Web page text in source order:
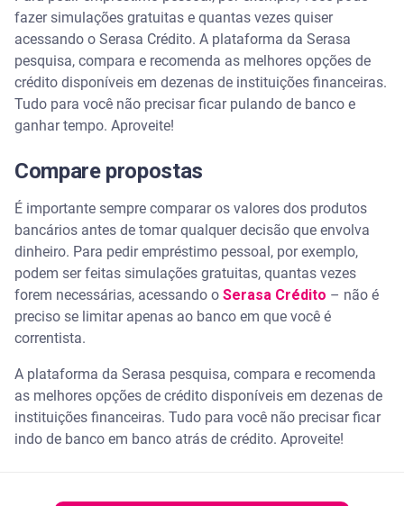
fazer simulações gratuitas e quantas vezes quiser
acessando o Serasa Crédito. A plataforma da Serasa
pesquisa, compara e recomenda as melhores opções de
crédito disponíveis em dezenas de instituições financeiras.
Tudo para você não precisar ficar pulando de banco e
ganhar tempo. Aproveite!
Compare propostas
É importante sempre comparar os valores dos produtos
bancários antes de tomar qualquer decisão que envolva
dinheiro. Para pedir empréstimo pessoal, por exemplo,
podem ser feitas simulações gratuitas, quantas vezes
forem necessárias, acessando o Serasa Crédito – não é
preciso se limitar apenas ao banco em que você é
correntista.
A plataforma da Serasa pesquisa, compara e recomenda
as melhores opções de crédito disponíveis em dezenas de
instituições financeiras. Tudo para você não precisar ficar
indo de banco em banco atrás de crédito. Aproveite!